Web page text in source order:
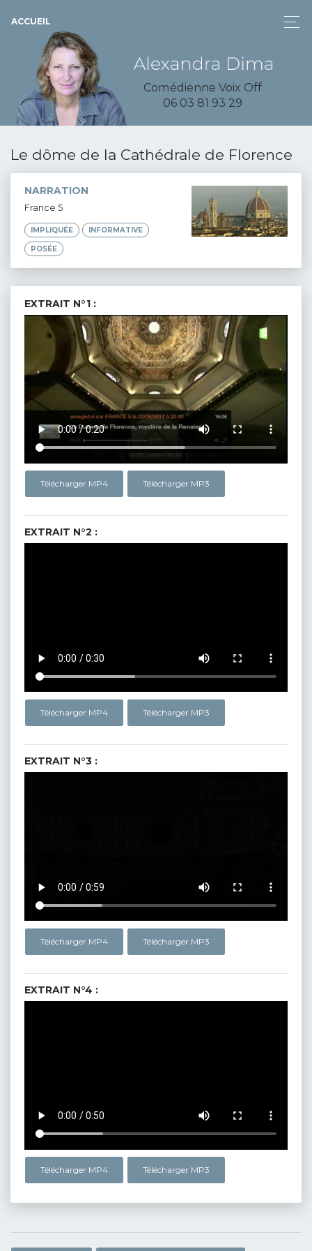
ACCUEIL
Comédienne Voix Off
06 03 81 93 29
Le dôme de la Cathédrale de Florence
NARRATION
France 5
IMPLIQUÉE INFORMATIVE
POSÉE
EXTRAIT N°1 :
Télécharger MP4 Télécharger MP3
EXTRAIT N°2 :
Télécharger MP4 Télécharger MP3
EXTRAIT N°3 :
Télécharger MP4 Télécharger MP3
EXTRAIT N°4 :
Télécharger MP4 Télécharger MP3